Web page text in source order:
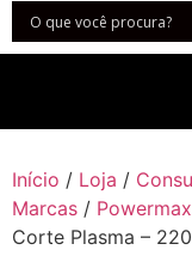
Início / Loja /
Marcas /
Corte Plasma –